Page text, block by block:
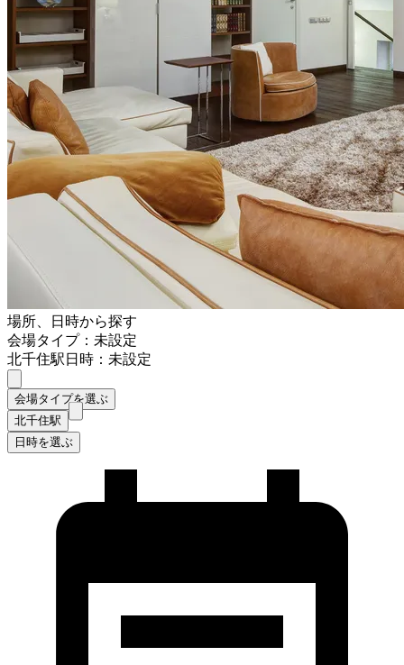
場所、日時から探す
会場タイプ：未設定
北千住駅日時：未設定
会場タイプを選ぶ
北千住駅
日時を選ぶ